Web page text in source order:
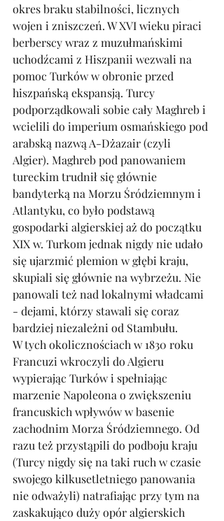
okres braku stabilności, licznych
wojen i zniszczeń. W XVI wieku piraci
berberscy wraz z muzułmańskimi
uchodźcami z Hiszpanii wezwali na
pomoc Turków w obronie przed
hiszpańską ekspansją. Turcy
podporządkowali sobie cały Maghreb i
wcielili do imperium osmańskiego pod
arabską nazwą A-Dżazair (czyli
Algier). Maghreb pod panowaniem
tureckim trudnił się głównie
bandyterką na Morzu Śródziemnym i
Atlantyku, co było podstawą
gospodarki algierskiej aż do początku
XIX w. Turkom jednak nigdy nie udało
się ujarzmić plemion w głębi kraju,
skupiali się głównie na wybrzeżu. Nie
panowali też nad lokalnymi władcami
- dejami, którzy stawali się coraz
bardziej niezależni od Stambułu.
W tych okolicznościach w 1830 roku
Francuzi wkroczyli do Algieru
wypierając Turków i spełniając
marzenie Napoleona o zwiększeniu
francuskich wpływów w basenie
zachodnim Morza Śródziemnego. Od
razu też przystąpili do podboju kraju
(Turcy nigdy się na taki ruch w czasie
swojego kilkusetletniego panowania
nie odważyli) natrafiając przy tym na
zaskakująco duży opór algierskich